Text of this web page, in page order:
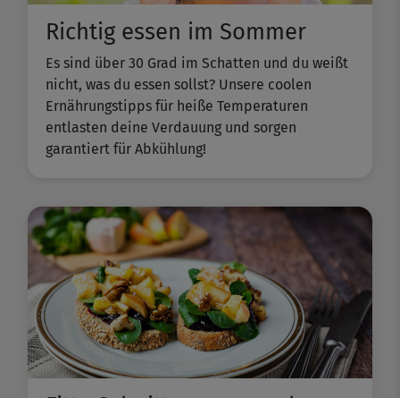
Richtig essen im Sommer
Es sind über 30 Grad im Schatten und du weißt
nicht, was du essen sollst? Unsere coolen
Ernährungstipps für heiße Temperaturen
entlasten deine Verdauung und sorgen
garantiert für Abkühlung!